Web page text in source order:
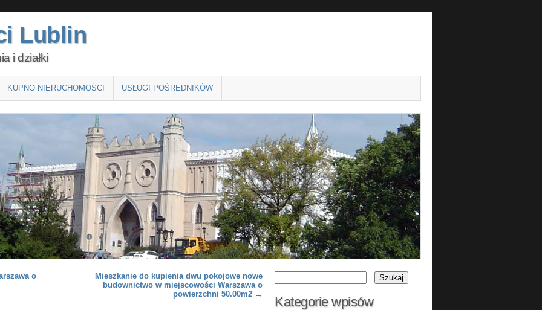
Lublin
i działki
KUPNO NIERUCHOMOŚCI USŁUGI POŚREDNIKÓW
o
Mieszkanie do kupienia dwu pokojowe nowe
budownictwo w miejscowości Warszawa o
powierzchni 50.00m2 →
Kategorie wpisów